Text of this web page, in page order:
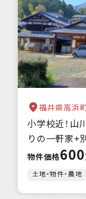
海に近い
交通が便利
支援制度
家賃補助
移住補助
キーワード
福井県高浜
小学校近！山
りの一軒家+
物件価格600
土地・物件・農地